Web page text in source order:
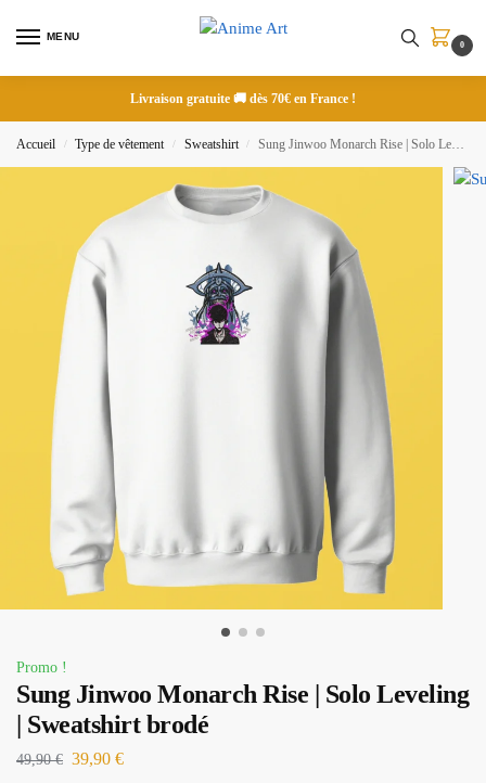
MENU
0
Livraison gratuite 🚚 dès 70€ en France !
Accueil / Type de vêtement / Sweatshirt / Sung Jinwoo Monarch Rise | Solo Leveling | Sweatshirt brodé
Promo !
Sung Jinwoo Monarch Rise | Solo Leveling
| Sweatshirt brodé
49,90€ 39,90 €